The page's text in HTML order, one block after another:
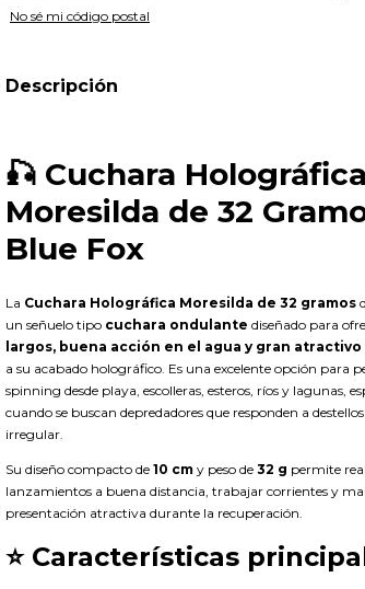
No sé mi código postal
Descripción
🎣 Cuchara Holográfica
Moresilda de 32
Blue Fox
La Cuchara Holográfica Moresilda de 32 gramos
un señuelo tipo cuchara ondulante diseñado para
largos, buena acción en el agua y gran atractivo
a su acabado holográfico. Es una excelente opción para
spinning desde playa, escolleras, esteros, ríos y lagunas,
cuando se buscan depredadores que responden a
irregular.
Su diseño compacto de 10 cm y peso de 32 g permite
lanzamientos a buena distancia, trabajar corrientes y
presentación atractiva durante la recuperación.
⭐ Características